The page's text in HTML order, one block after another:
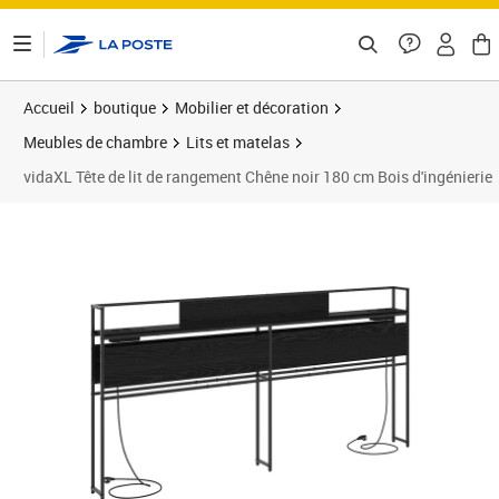
Accueil boutique
Mobilier et décoration
Meubles de chambre
Lits et matelas
vidaXL Tête de lit de rangement Chêne noir 180 cm Bois d'ingénierie